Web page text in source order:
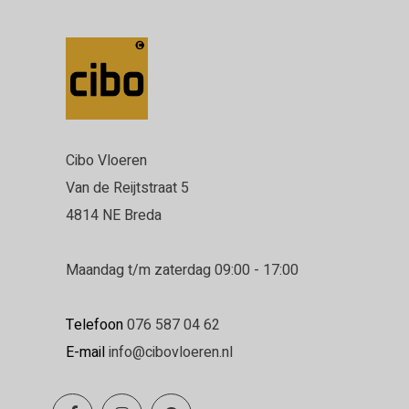
Cibo Vloeren
Van de Reijtstraat 5
4814 NE Breda
Maandag t/m zaterdag 09:00 - 17:00
Telefoon076 587 04 62
E-mailinfo@cibovloeren.nl